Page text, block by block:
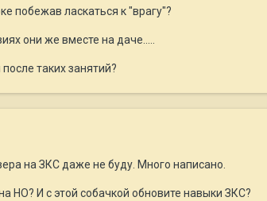
побежав ласкаться к "врагу"?
они же вместе на даче.....
таких занятий?
на ЗКС даже не буду. Много написано.
НО? И с этой собачкой обновите навыки ЗКС?